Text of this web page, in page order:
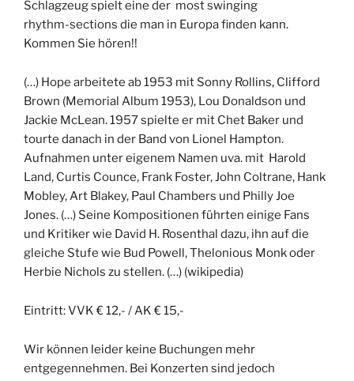
Schlagzeug spielt eine der most swinging
rhythm-sections die man in Europa finden kann.
Kommen Sie hören!!
(…) Hope arbeitete ab 1953 mit Sonny Rollins, Clifford
Brown (Memorial Album 1953), Lou Donaldson und
Jackie McLean. 1957 spielte er mit Chet Baker und
tourte danach in der Band von Lionel Hampton.
Aufnahmen unter eigenem Namen uva. mit Harold
Land, Curtis Counce, Frank Foster, John Coltrane, Hank
Mobley, Art Blakey, Paul Chambers und Philly Joe
Jones. (…) Seine Kompositionen führten einige Fans
und Kritiker wie David H. Rosenthal dazu, ihn auf die
gleiche Stufe wie Bud Powell, Thelonious Monk oder
Herbie Nichols zu stellen. (…) (wikipedia)
Eintritt: VVK € 12,- / AK € 15,-
Wir können leider keine Buchungen mehr
entgegennehmen. Bei Konzerten sind jedoch